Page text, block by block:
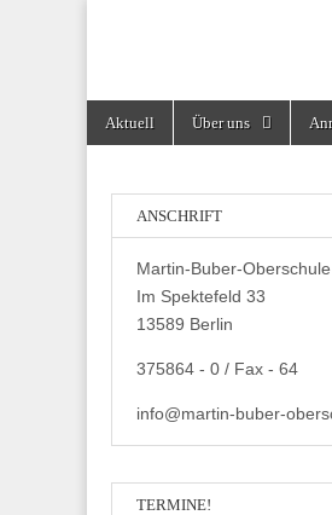
Martin-
Main
menu
Aktuell Über uns
ANSCHRIFT
Martin-Buber-Oberschule
Im Spektefeld 33
13589 Berlin
375864 - 0 / Fax - 64
info@martin-buber-
TERMINE!